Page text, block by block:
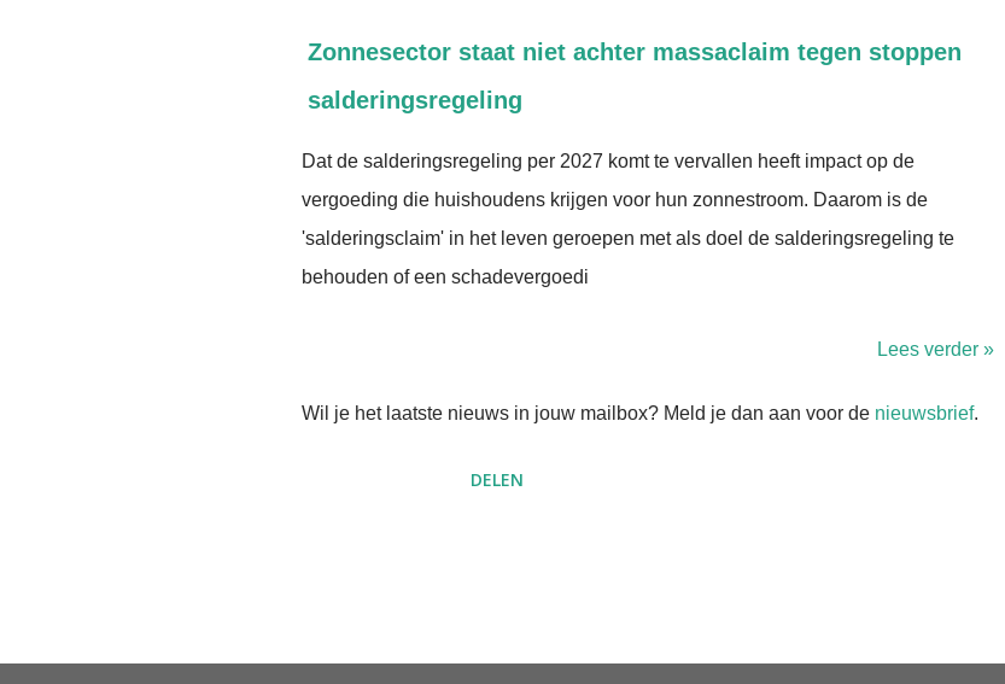
Zonnesector staat niet achter massaclaim tegen stoppen
salderingsregeling
Dat de salderingsregeling per 2027 komt te vervallen heeft impact op de
vergoeding die huishoudens krijgen voor hun zonnestroom. Daarom is de
'salderingsclaim' in het leven geroepen met als doel de salderingsregeling te
behouden of een schadevergoedi
Lees verder »
Wil je het laatste nieuws in jouw mailbox? Meld je dan aan voor de nieuwsbrief.
DELEN